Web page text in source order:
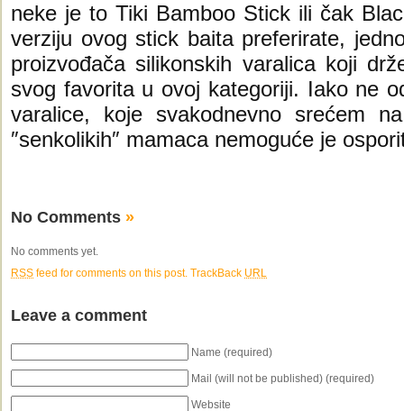
neke je to Tiki Bamboo Stick ili čak
verziju ovog stick baita preferirate,
proizvođača silikonskih varalica koji
svog favorita u ovoj kategoriji. Iako ne
varalice, koje svakodnevno srećem
″senkolikih″ mamaca nemoguće je
No Comments »
No comments yet.
RSS feed for comments on this post. TrackBack URL
Leave a comment
Name (required)
Mail (will not be published) (required)
Website